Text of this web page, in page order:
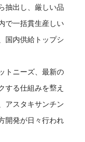
抽出し、厳しい品
で一括貫生産しい
国内供給トップシ
トニーズ、最新の
する仕組みを整え
アスタキサンチン
開発が日々行われ